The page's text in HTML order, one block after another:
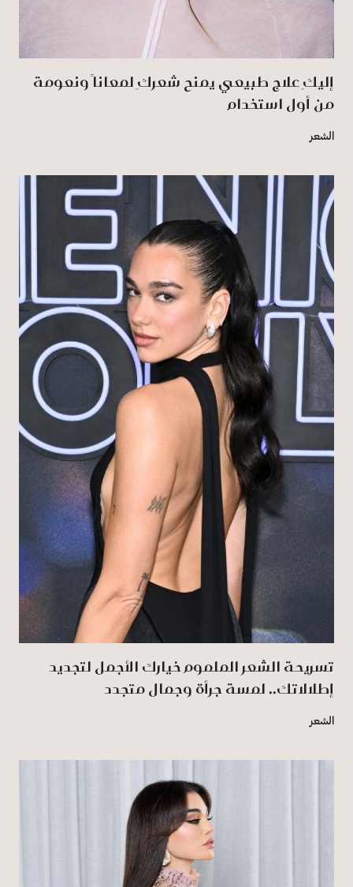
إليكِ علاج طبيعي يمنح شعركِ لمعاناً ونعومة
من أول استخدام
الشعر
تسريحة الشعر الملموم خيارك الأجمل لتجديد
إطلالاتك.. لمسة جرأة وجمال متجدد
الشعر